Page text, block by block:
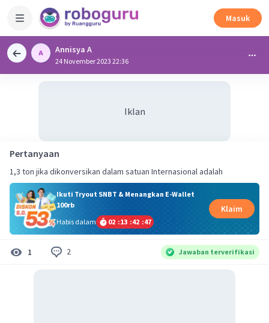
Masuk
Annisya A
24 November 2023 22:36
Iklan
Pertanyaan
1,3 ton jika dikonversikan dalam satuan Internasional adalah
Ikuti Tryout SNBT & Menangkan E-Wallet
100rb
Habis dalam
02 :13 :42 :47
Klaim
1 2 Jawaban terverifikasi